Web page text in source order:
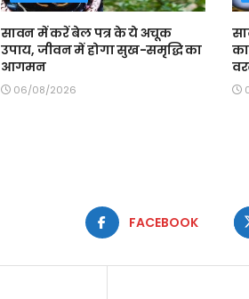
सावन में करें बेल पत्र के ये अचूक
उपाय, जीवन में होगा सुख-समृद्धि का
आगमन
06/08/2026
FACEBOOK